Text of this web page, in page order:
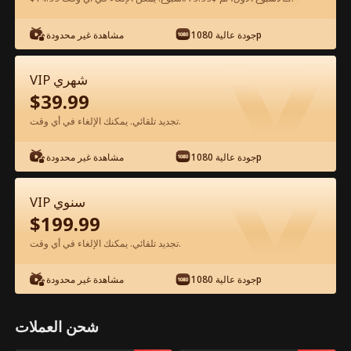
شاهد مجانًا في التطبيق
الحلقة 70 - والدي المدير السري الفيلم كامل
1-50 51-74 جميع الحلقات
مشاهدة غير محدودة جودة عالية 1080p
VIP شهري
$39.99
تجديد تلقائي. يمكنك الإلغاء في أي وقت.
مشاهدة غير محدودة جودة عالية 1080p
VIP سنوي
$199.99
تجديد تلقائي. يمكنك الإلغاء في أي وقت.
مشاهدة غير محدودة جودة عالية 1080p
شحن العملات